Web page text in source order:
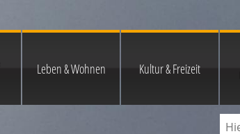
Leben & Wohnen Kultur & Freizeit